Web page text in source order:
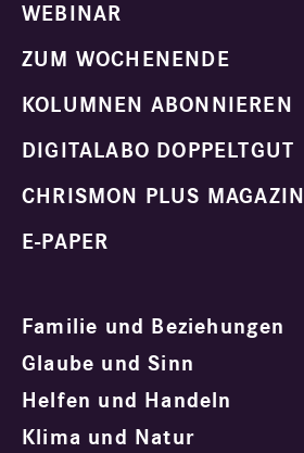
WEBINAR
ZUM WOCHENENDE
KOLUMNEN ABONNIEREN
DIGITALABO DOPPELTGUT
CHRISMON PLUS MAGAZIN
E-PAPER
Familie und Beziehungen
Glaube und Sinn
Helfen und Handeln
Klima und Natur